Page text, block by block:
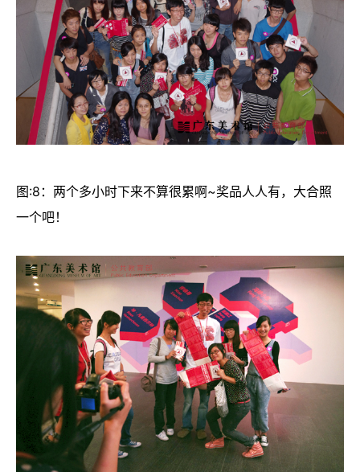
图:8：两个多小时下来不算很累啊~奖品人人有，大合照
一个吧！